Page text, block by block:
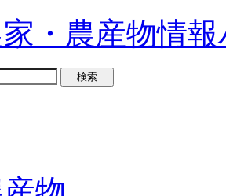
・農産物情